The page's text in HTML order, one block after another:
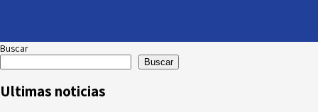
Buscar
Buscar
Ultimas noticias